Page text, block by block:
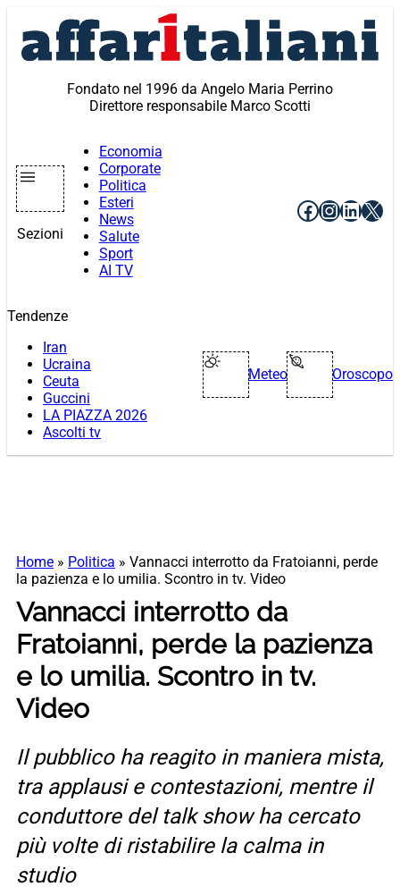
contenuto
Fondato nel 1996 da Angelo Maria Perrino
Direttore responsabile Marco Scotti
Sezioni
Economia
Corporate
Politica
Esteri
News
Salute
Sport
AI TV
Facebook
X
Tendenze
Iran
Ucraina
Ceuta
Guccini
LA PIAZZA 2026
Ascolti tv
Meteo Oroscopo
Home » Politica » Vannacci interrotto da Fratoianni, perde
la pazienza e lo umilia. Scontro in tv. Video
Vannacci interrotto da
Fratoianni, perde la pazienza
e lo umilia. Scontro in tv.
Video
Il pubblico ha reagito in maniera mista,
tra applausi e contestazioni, mentre il
conduttore del talk show ha cercato
più volte di ristabilire la calma in
studio